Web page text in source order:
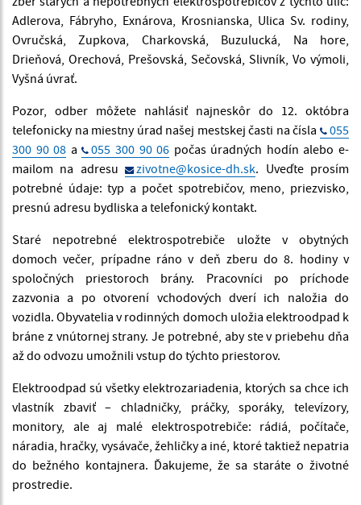
Adlerova, Fábryho, Exnárova, Krosnianska, Ulica Sv. rodiny,
Ovručská, Zupkova, Charkovská, Buzulucká, Na hore,
Drieňová, Orechová, Prešovská, Sečovská, Slivník, Vo výmoli,
Vyšná úvrať.
Pozor, odber môžete nahlásiť najneskôr do 12. októbra
telefonicky na miestny úrad našej mestskej časti na čísla
055
300 90 08 a 055 300 90 06 počas úradných hodín alebo e-
mailom na adresu
zivotne@kosice-dh.sk. Uveďte prosím
potrebné údaje: typ a počet spotrebičov, meno, priezvisko,
presnú adresu bydliska a telefonický kontakt.
Staré nepotrebné elektrospotrebiče uložte v obytných
domoch večer, prípadne ráno v deň zberu do 8. hodiny v
spoločných priestoroch brány. Pracovníci po príchode
zazvonia a po otvorení vchodových dverí ich naložia do
vozidla. Obyvatelia v rodinných domoch uložia elektroodpad k
bráne z vnútornej strany. Je potrebné, aby ste v priebehu dňa
až do odvozu umožnili vstup do týchto priestorov.
Elektroodpad sú všetky elektrozariadenia, ktorých sa chce ich
vlastník zbaviť – chladničky, práčky, sporáky, televízory,
monitory, ale aj malé elektrospotrebiče: rádiá, počítače,
náradia, hračky, vysávače, žehličky a iné, ktoré taktiež nepatria
do bežného kontajnera. Ďakujeme, že sa staráte o životné
prostredie.